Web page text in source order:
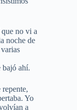
no vi a
noche de
bajó ahí.
Yo
a